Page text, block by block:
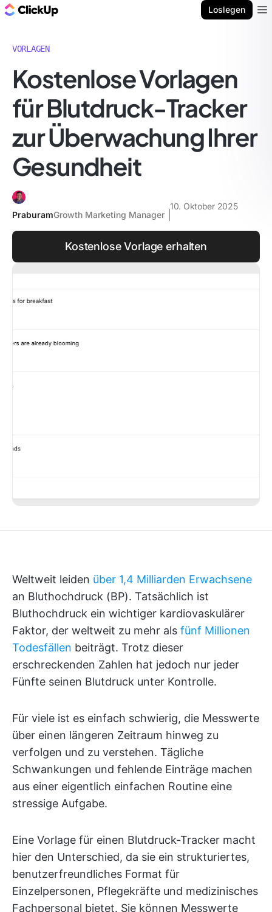
Loslegen
VORLAGEN
Kostenlose Vorlagen
für Blutdruck-Tracker
zur Überwachung Ihrer
Gesundheit
PraburamGrowth Marketing Manager
10. Oktober 2025
Kostenlose Vorlage erhalten
Weltweit leiden über 1,4 Milliarden Erwachsene
an Bluthochdruck (BP). Tatsächlich ist
Bluthochdruck ein wichtiger kardiovaskulärer
Faktor, der weltweit zu mehr als fünf Millionen
Todesfällen beiträgt. Trotz dieser
erschreckenden Zahlen hat jedoch nur jeder
Fünfte seinen Blutdruck unter Kontrolle.
Für viele ist es einfach schwierig, die Messwerte
über einen längeren Zeitraum hinweg zu
verfolgen und zu verstehen. Tägliche
Schwankungen und fehlende Einträge machen
aus einer eigentlich einfachen Routine eine
stressige Aufgabe.
Eine Vorlage für einen Blutdruck-Tracker macht
hier den Unterschied, da sie ein strukturiertes,
benutzerfreundliches Format für
Einzelpersonen, Pflegekräfte und medizinisches
Fachpersonal bietet. Sie können Messwerte